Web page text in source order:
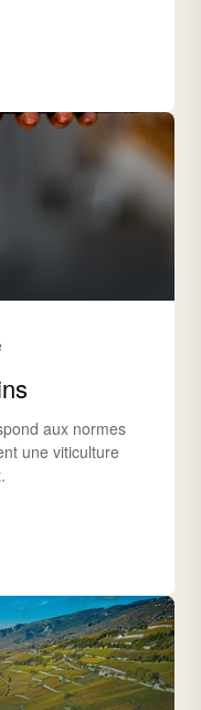
aux normes
une viticulture